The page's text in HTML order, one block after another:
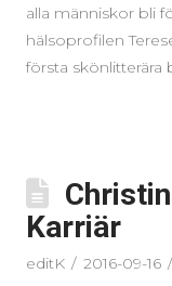
alla människor bli
hälsoprofilen
första skönlitterära
Karriär
editK 2016-09-16